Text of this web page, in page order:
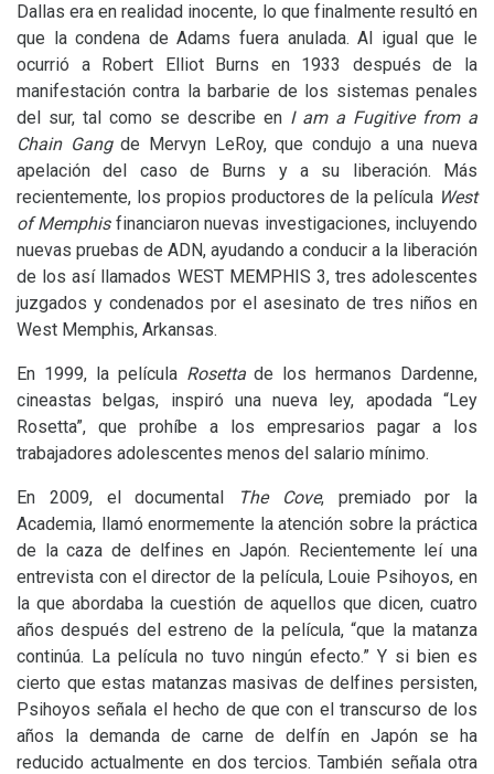
Dallas era en realidad inocente, lo que finalmente resultó en
que la condena de Adams fuera anulada. Al igual que le
ocurrió a Robert Elliot Burns en 1933 después de la
manifestación contra la barbarie de los sistemas penales
del sur, tal como se describe en I am a Fugitive from a
Chain Gangde Mervyn LeRoy, que condujo a una nueva
apelación del caso de Burns y a su liberación. Más
recientemente, los propios productores de la película West
of Memphisfinanciaron nuevas investigaciones, incluyendo
nuevas pruebas de ADN, ayudando a conducir a la liberación
de los así llamados WEST MEMPHIS 3, tres adolescentes
juzgados y condenados por el asesinato de tres niños en
West Memphis, Arkansas.
En 1999, la película Rosettade los hermanos Dardenne,
cineastas belgas, inspiró una nueva ley, apodada “Ley
Rosetta”, que prohíbe a los empresarios pagar a los
trabajadores adolescentes menos del salario mínimo.
En 2009, el documental The Cove, premiado por la
Academia, llamó enormemente la atención sobre la práctica
de la caza de delfines en Japón. Recientemente leí una
entrevista con el director de la película, Louie Psihoyos, en
la que abordaba la cuestión de aquellos que dicen, cuatro
años después del estreno de la película, “que la matanza
continúa. La película no tuvo ningún efecto.” Y si bien es
cierto que estas matanzas masivas de delfines persisten,
Psihoyos señala el hecho de que con el transcurso de los
años la demanda de carne de delfín en Japón se ha
reducido actualmente en dos tercios. También señala otra